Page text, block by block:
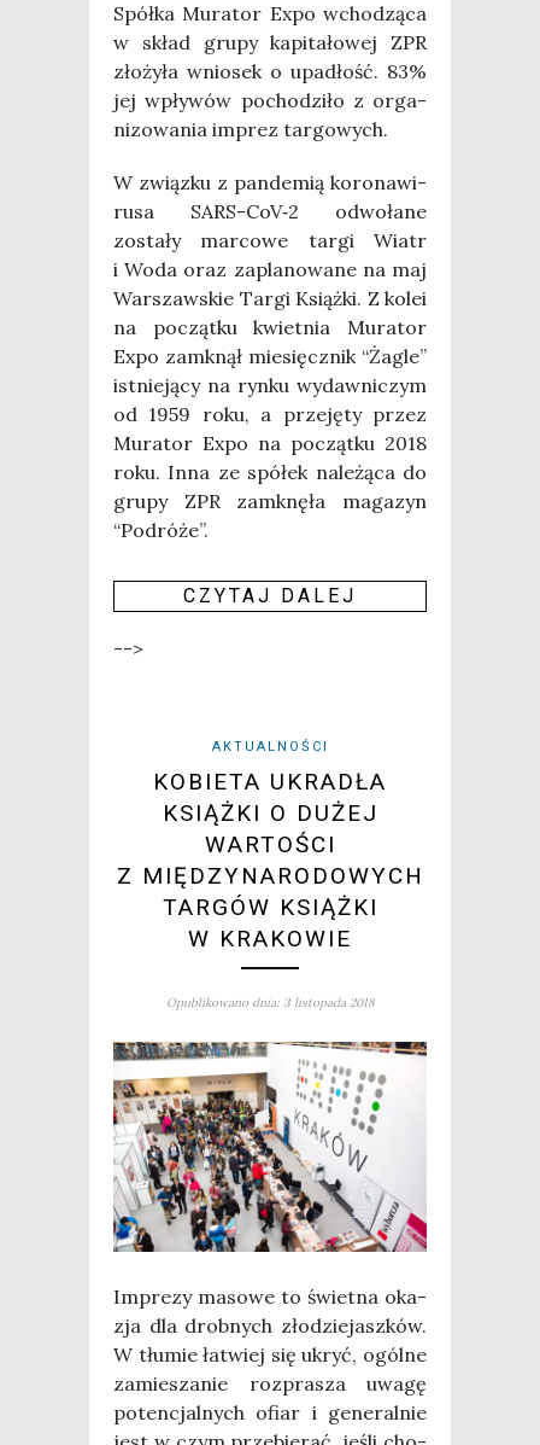
Spół­ka Mura­tor Expo wcho­dzą­ca
w skład gru­py kapi­ta­ło­wej ZPR
zło­ży­ła wnio­sek o upa­dłość. 83%
jej wpły­wów pocho­dzi­ło z orga­
ni­zo­wa­nia imprez targowych.
W związ­ku z pan­de­mią koro­na­wi­
ru­sa SARS-CoV‑2 odwo­ła­ne
zosta­ły mar­co­we tar­gi Wiatr
i Woda oraz zapla­no­wa­ne na maj
War­szaw­skie Tar­gi Książ­ki. Z kolei
na począt­ku kwiet­nia Mura­tor
Expo zamknął mie­sięcz­nik “Żagle”
ist­nie­ją­cy na ryn­ku wydaw­ni­czym
od 1959 roku, a prze­ję­ty przez
Mura­tor Expo na począt­ku 2018
roku. Inna ze spół­ek nale­żą­ca do
gru­py ZPR zamknę­ła maga­zyn
“Podró­że”.
CZY­TAJ DALEJ
-->
AKTUALNOŚCI
KOBIETA UKRADŁA
KSIĄŻKI O DUŻEJ
WARTOŚCI
Z MIĘDZYNARODOWYCH
TARGÓW KSIĄŻKI
W KRAKOWIE
Opublikowano dnia: 3 listopada 2018
Impre­zy maso­we to świet­na oka­
zja dla drob­nych zło­dzie­jasz­ków.
W tłu­mie łatwiej się ukryć, ogól­ne
zamie­sza­nie roz­pra­sza uwa­gę
poten­cjal­nych ofiar i gene­ral­nie